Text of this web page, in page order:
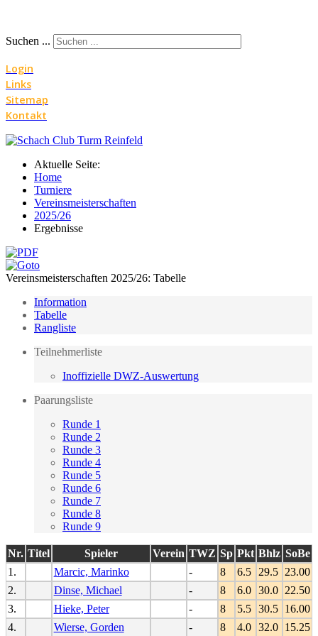
Suchen ...
Login
Links
Sitemap
Kontakt
Aktuelle Seite:
Home
Turniere
Vereinsmeisterschaften
2025/26
Ergebnisse
Vereinsmeisterschaften 2025/26: Tabelle
Information
Tabelle
Rangliste
Teilnehmerliste
Inoffizielle DWZ-Auswertung
Paarungsliste
Runde 1
Runde 2
Runde 3
Runde 4
Runde 5
Runde 6
Runde 7
Runde 8
Runde 9
Nr. Titel Spieler Verein TWZ Sp Pkt Bhlz SoBe
1.
Marcic, Marinko - 8 6.5 29.5
23.00
2.
Dinse, Michael - 8 6.0 30.0
22.50
3.
Hieke, Peter - 8 5.5 30.5
16.00
4.
Wierse, Gorden - 8 4.0 32.0 15.25